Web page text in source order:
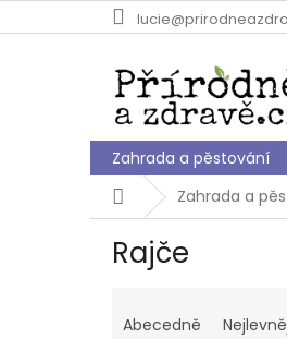
na
Zahrada a pěstování
DomůZahrada a
Rajče
aAbecedně